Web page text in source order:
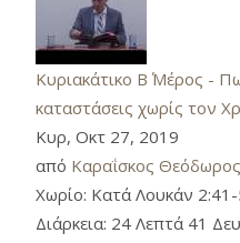
Κυριακάτικο Β΄ Μέρος -
καταστάσεις χωρίς τον
Κυρ, Οκτ 27, 2019
από Καραΐσκος Θεόδωρος
Χωρίο: Κατά Λουκάν
Διάρκεια: 24 Λεπτά 41